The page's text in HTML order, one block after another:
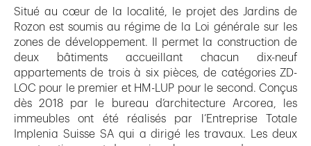
Situé au cœur de la localité, le projet des Jardins de
Rozon est soumis au régime de la Loi générale sur les
zones de développement. Il permet la construction de
deux bâtiments accueillant chacun dix-neuf
appartements de trois à six pièces, de catégories ZD-
LOC pour le premier et HM-LUP pour le second. Conçus
dès 2018 par le bureau d’architecture Arcorea, les
immeubles ont été réalisés par l’Entreprise Totale
Implenia Suisse SA qui a dirigé les travaux. Les deux